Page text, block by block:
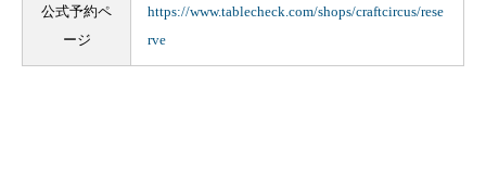
公式予約ペ
ージ
https://www.tablecheck.com/shops/craftcircus/rese
rve